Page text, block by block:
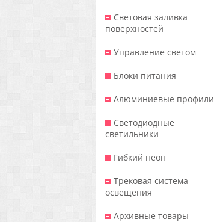
Световая заливка
поверхностей
Управление светом
Блоки питания
Алюминиевые профили
Светодиодные
светильники
Гибкий неон
Трековая система
освещения
Архивные товары